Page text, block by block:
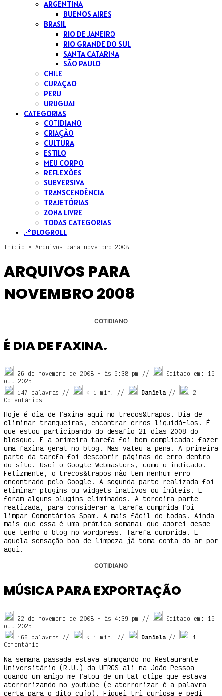
ARGENTINA
BUENOS AIRES
BRASIL
RIO DE JANEIRO
RIO GRANDE DO SUL
SANTA CATARINA
SÃO PAULO
CHILE
CURAÇAO
PERU
URUGUAI
CATEGORIAS
COTIDIANO
CRIAÇÃO
CULTURA
ESTILO
MEU CORPO
REFLEXÕES
SUBVERSIVA
TRANSCENDÊNCIA
TRAJETÓRIAS
ZONA LIVRE
TODAS CATEGORIAS
🔗BLOGROLL
Início » Arquivos para novembro 2008
ARQUIVOS PARA
NOVEMBRO 2008
COTIDIANO
É DIA DE FAXINA.
26 de novembro de 2008 - às 5:38 pm //
Editado em: 15
out 2025
147 palavras //
< 1 min. // Daniela//
2
Comentários
Hoje é dia de faxina aqui no trecos&trapos. Dia de
eliminar tranqueiras, encontrar erros liquidá-los. É
que estou participando do desafio 21 dias 2008 do
blosque. E a primeira tarefa foi bem complicada: fazer
uma faxina geral no blog. Mas valeu a pena. A primeira
parte da tarefa foi descobrir páginas de erro dentro
do site. Usei o Google Webmasters, como o indicado.
Felizmente, o trecos&trapos não tem nenhum erro
encontrado pelo Google. A segunda parte realizada foi
eliminar plugins ou widgets inativos ou inúteis. E
foram alguns plugins eliminados. A terceira parte
realizada, para considerar a tarefa cumprida foi
limpar Comentários Spam. A mais fácil de todas. Ainda
mais que essa é uma prática semanal que adorei desde
que tenho o blog no wordpress. Tarefa cumprida. E
aquela sensação boa de limpeza já toma conta do ar por
aqui.
COTIDIANO
MÚSICA PARA EXPORTAÇÃO
22 de novembro de 2008 - às 4:39 pm //
Editado em: 15
out 2025
166 palavras //
< 1 min. // Daniela //
1
Comentário
Na semana passada estava almoçando no Restaurante
Universitário (R.U.) da UFRGS ali na João Pessoa
quando um amigo me falou de um tal clipe que estava
aterrorizando no youtube (e aterrorizar é a palavra
certa para o dito cujo). Fiquei tri curiosa e pedi